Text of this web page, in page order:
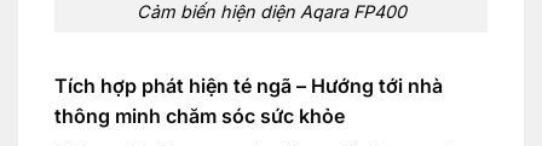
Cảm biến hiện diện Aqara FP400
Tích hợp phát hiện té ngã – Hướng tới nhà
thông minh chăm sóc sức khỏe